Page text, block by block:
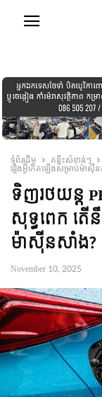
ទំព័រដើម គន្លឹះសំខាន់ៗ
រឿងអ្វីកើតឡើងសម្រាប់ម៉ាស៊ី
ទិញរថយន្ត
សុទ្ធពេក តើ
ម៉ាស៊ីនសាំង?
November 10, 2025